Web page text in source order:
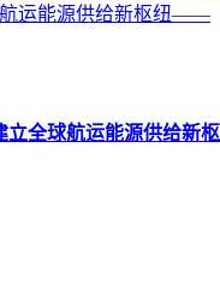
运能源供给新枢纽——
立全球航运能源供给新枢